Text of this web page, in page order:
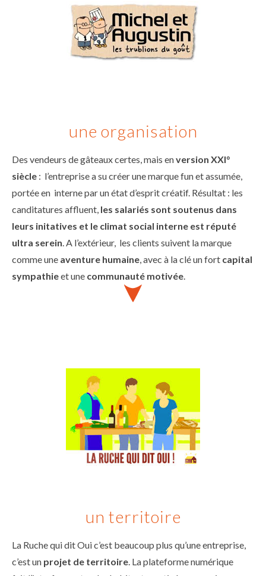
une organisation
Des vendeurs de gâteaux certes, mais enversion XXI°
siècle : l’entreprise a su créer une marque fun et assumée,
portée en interne par un état d’esprit créatif. Résultat : les
canditatures affluent, les salariés sont soutenus dans
leurs initatives et le climat social interne est réputé
ultra serein. A l’extérieur, les clients suivent la marque
comme une aventure humaine, avec à la clé un fort capital
sympathieet une communauté motivée.
un territoire
La Ruche qui dit Oui c’est beaucoup plus qu’une entreprise,
c’est un projet de territoire. La plateforme numérique